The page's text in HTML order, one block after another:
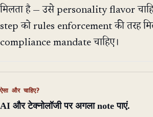
मिलता है — उसे personality flavor
step को rules enforcement की तरह
compliance mandate चाहिए।
ऐसा और चाहिए?
AI और टेक्नोलॉजी पर अगला note पाएं.